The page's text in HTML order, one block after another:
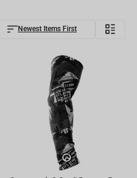
Newest Items First